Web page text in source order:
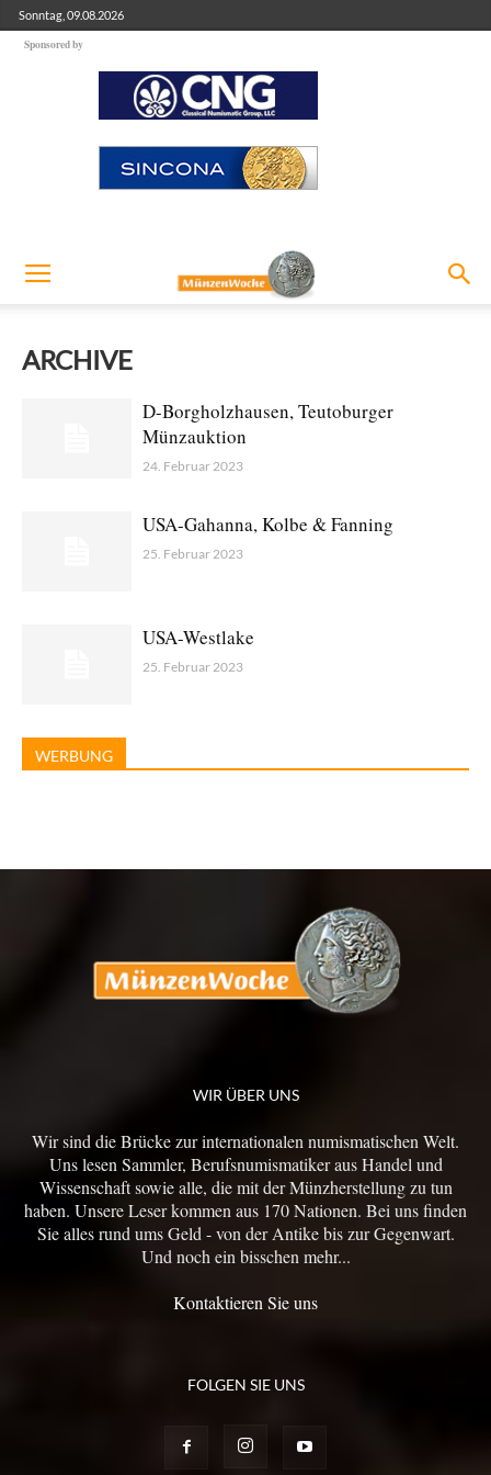
Sonntag, 09.08.2026
Sponsored by
ARCHIVE
D-Borgholzhausen, Teutoburger
Münzauktion
24. Februar 2023
USA-Gahanna, Kolbe & Fanning
25. Februar 2023
USA-Westlake
25. Februar 2023
WERBUNG
WIR ÜBER UNS
Wir sind die Brücke zur internationalen numismatischen Welt.
Uns lesen Sammler, Berufsnumismatiker aus Handel und
Wissenschaft sowie alle, die mit der Münzherstellung zu tun
haben. Unsere Leser kommen aus 170 Nationen. Bei uns finden
Sie alles rund ums Geld - von der Antike bis zur Gegenwart.
Und noch ein bisschen mehr...
Kontaktieren Sie uns
FOLGEN SIE UNS